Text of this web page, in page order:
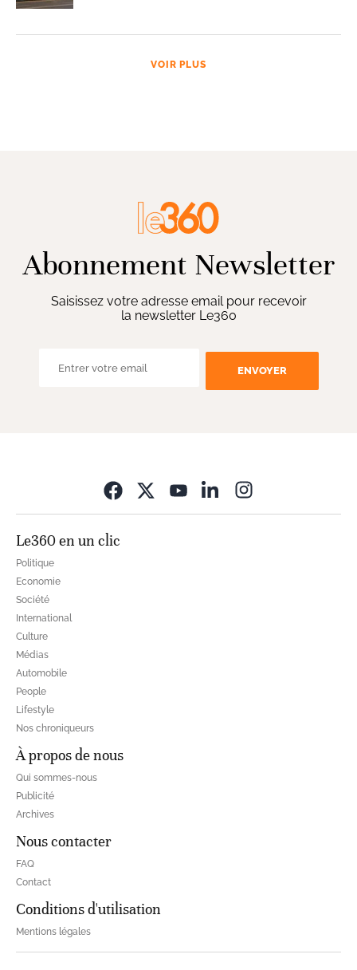
VOIR PLUS
Abonnement Newsletter
Saisissez votre adresse email pour recevoir
la newsletter Le360
ENVOYER
Le360 en un clic
Politique
Economie
Société
International
Culture
Médias
Automobile
People
Lifestyle
Nos chroniqueurs
À propos de nous
Qui sommes-nous
Publicité
Archives
Nous contacter
FAQ
Contact
Conditions d'utilisation
Mentions légales